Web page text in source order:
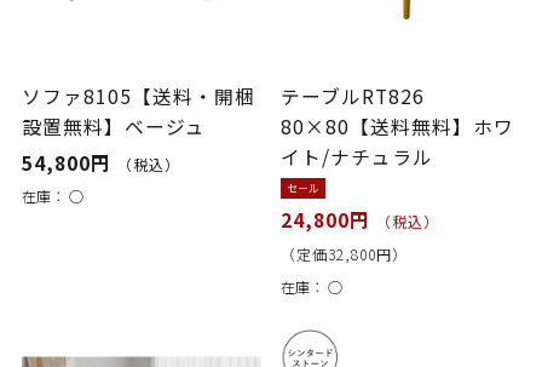
ソファ8105【送料・開梱
設置無料】ベージュ
54,800円
（税込）
在庫： ○
テーブルRT826
80×80【送料無料】ホワ
イト/ナチュラル
セール
24,800円
（税込）
（定価32,800円）
在庫：○